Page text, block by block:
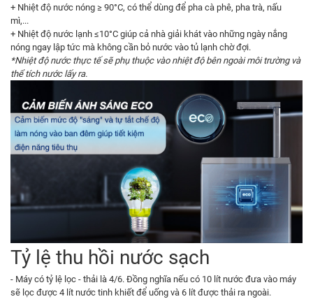
+ Nhiệt độ nước nóng ≥ 90°C, có thể dùng để pha cà phê, pha trà, nấu
mì,...
+ Nhiệt độ nước lạnh ≤10°C giúp cả nhà giải khát vào những ngày nắng
nóng ngay lập tức mà không cần bỏ nước vào tủ lạnh chờ đợi.
*Nhiệt độ nước thực tế sẽ phụ thuộc vào nhiệt độ bên ngoài môi trường và
thể tích nước lấy ra.
Tỷ lệ thu hồi nước sạch
- Máy có tỷ lệ lọc - thải là 4/6. Đồng nghĩa nếu có 10 lít nước đưa vào máy
sẽ lọc được 4 lít nước tinh khiết để uống và 6 lít được thải ra ngoài.